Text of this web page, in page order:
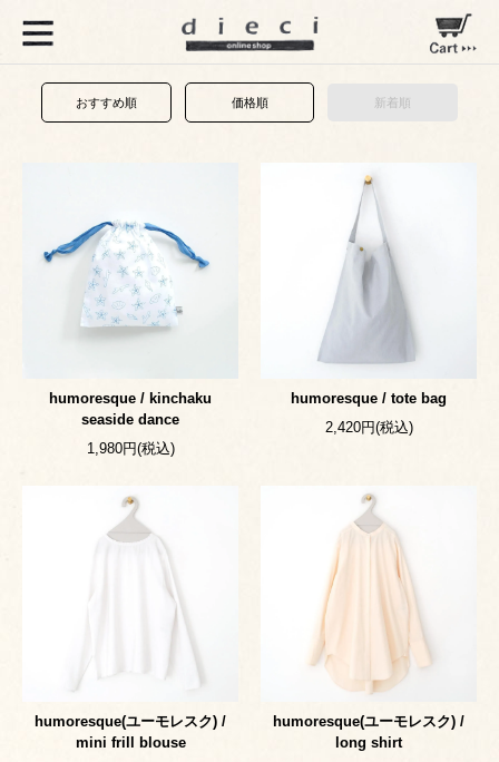
おすすめ順 価格順 新着順
humoresque / kinchaku
seaside dance
1,980円(税込)
humoresque / tote bag
2,420円(税込)
humoresque(ユーモレスク) /
mini frill blouse
humoresque(ユーモレスク) /
long shirt